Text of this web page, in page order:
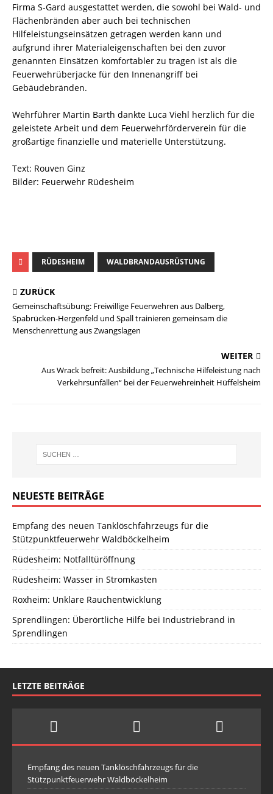
Firma S-Gard ausgestattet werden, die sowohl bei Wald- und
Flächenbränden aber auch bei technischen
Hilfeleistungseinsätzen getragen werden kann und
aufgrund ihrer Materialeigenschaften bei den zuvor
genannten Einsätzen komfortabler zu tragen ist als die
Feuerwehrüberjacke für den Innenangriff bei
Gebäudebränden.
Wehrführer Martin Barth dankte Luca Viehl herzlich für die
geleistete Arbeit und dem Feuerwehrförderverein für die
großartige finanzielle und materielle Unterstützung.
Text: Rouven Ginz
Bilder: Feuerwehr Rüdesheim
RÜDESHEIM WALDBRANDAUSRÜSTUNG
ZURÜCK
Gemeinschaftsübung: Freiwillige Feuerwehren aus Dalberg,
Spabrücken-Hergenfeld und Spall trainieren gemeinsam die
Menschenrettung aus Zwangslagen
WEITER
Aus Wrack befreit: Ausbildung „Technische Hilfeleistung nach
Verkehrsunfällen“ bei der Feuerwehreinheit Hüffelsheim
NEUESTE BEITRÄGE
Empfang des neuen Tanklöschfahrzeugs für die
Stützpunktfeuerwehr Waldböckelheim
Rüdesheim: Notfalltüröffnung
Rüdesheim: Wasser in Stromkasten
Roxheim: Unklare Rauchentwicklung
Sprendlingen: Überörtliche Hilfe bei Industriebrand in
Sprendlingen
LETZTE BEITRÄGE
Empfang des neuen Tanklöschfahrzeugs für die
Stützpunktfeuerwehr Waldböckelheim